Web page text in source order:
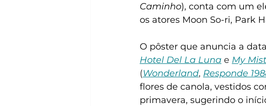
Caminho), conta com um
os atores Moon So-ri, Park
O pôster que anuncia a
Hotel Del La Luna e My
(Wonderland, Responde
flores de canola, vestidos
primavera, sugerindo o